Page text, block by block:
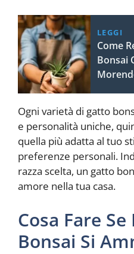
LEGGI
Come
Bonsai
Ogni varietà di gatto
e personalità uniche,
quella più adatta al tuo
preferenze personali.
razza scelta, un gatto
amore nella tua casa.
Cosa Fare
Bonsai Si